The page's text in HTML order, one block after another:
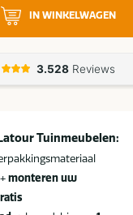
IN WINKELWAGEN
Tuinmeubelen:
monteren uw